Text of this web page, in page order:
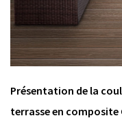
Présentation de la
terrasse en composite